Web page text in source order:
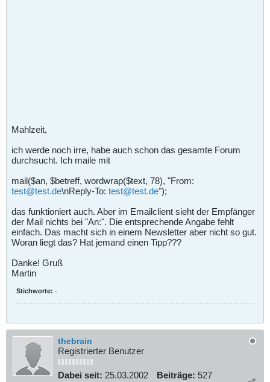
Mahlzeit,
ich werde noch irre, habe auch schon das gesamte Forum
durchsucht. Ich maile mit
mail($an, $betreff, wordwrap($text, 78), "From:
test@test.de\nReply-To: test@test.de");
das funktioniert auch. Aber im Emailclient sieht der Empfänger
der Mail nichts bei "An:". Die entsprechende Angabe fehlt
einfach. Das macht sich in einem Newsletter aber nicht so gut.
Woran liegt das? Hat jemand einen Tipp???
Danke! Gruß
Martin
Stichworte: -
thebrain
Registrierter Benutzer
Dabei seit: 25.03.2002 Beiträge: 527